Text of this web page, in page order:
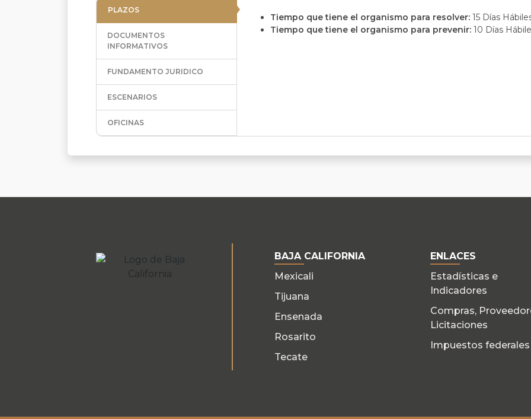
PLAZOS
DOCUMENTOS
INFORMATIVOS
FUNDAMENTO JURIDICO
ESCENARIOS
OFICINAS
Tiempo que tiene el organismo para resolver: 15 Días
Tiempo que tiene el organismo para prevenir: 10 Días
BAJA CALIFORNIA
Mexicali
Tijuana
Ensenada
Rosarito
Tecate
ENLACES
Estadísticas e
Indicadores
Compras,
Licitaciones
Impuestos federales